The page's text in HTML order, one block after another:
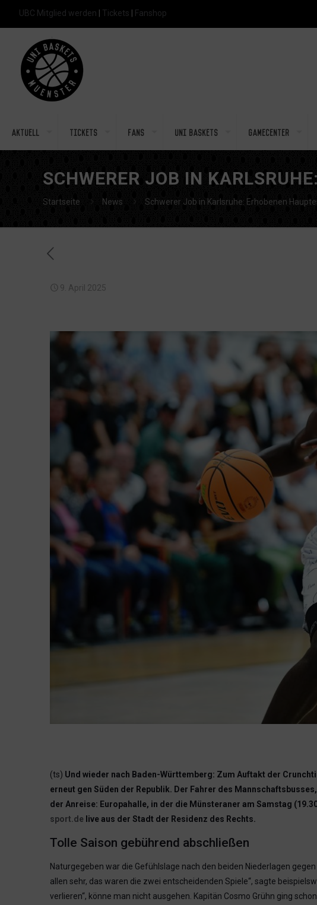
UBC Mitglied werden Tickets Fanshop
Aktuell Tickets Fans Uni Baskets Gamecenter
SCHWERER JOB IN
Startseite News Schwerer Job in Karlsruhe: Erhobenen
9. April 2025
(ts) Und wieder nach Baden-Württemberg: Zum Auftakt der
erneut gen Süden der Republik. Der Fahrer des
der Anreise: Europahalle, in der die Münsteraner am Samstag
sport.de live aus der Stadt der Residenz des Rechts.
Tolle Saison gebührend abschließen
Naturgegeben war die Gefühlslage nach den beiden Niederlagen
allen sehr, das waren die zwei entscheidenden Spiele“, sagte
verlieren“, könne man nicht ausgehen. Kapitän Cosmo Grühn ging